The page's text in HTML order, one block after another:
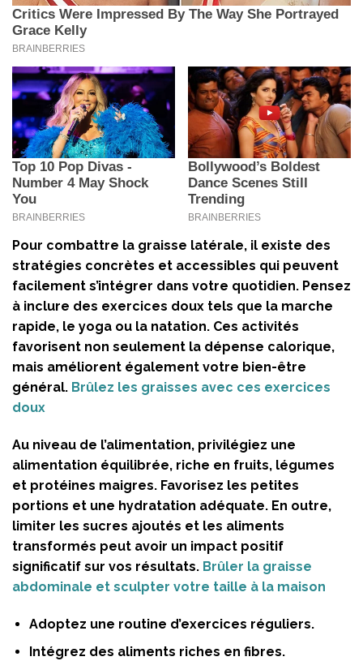
Pour combattre la graisse latérale, il existe des
stratégies concrètes et accessibles qui peuvent
facilement s’intégrer dans votre quotidien. Pensez
à inclure des exercices doux tels que la marche
rapide, le yoga ou la natation. Ces activités
favorisent non seulement la dépense calorique,
mais améliorent également votre bien-être
général. Brûlez les graisses avec ces exercices
doux
Au niveau de l’alimentation, privilégiez une
alimentation équilibrée, riche en fruits, légumes
et protéines maigres. Favorisez les petites
portions et une hydratation adéquate. En outre,
limiter les sucres ajoutés et les aliments
transformés peut avoir un impact positif
significatif sur vos résultats. Brûler la graisse
abdominale et sculpter votre taille à la maison
Adoptez une routine d’exercices réguliers.
Intégrez des aliments riches en fibres.